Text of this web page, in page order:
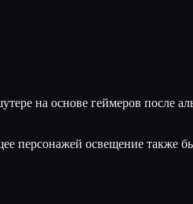
на основе геймеров после
персонажей освещение также